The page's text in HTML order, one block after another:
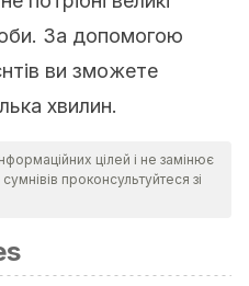
За допомогою
ви зможете
хвилин.
цілей і не замінює
проконсультуйтеся зі